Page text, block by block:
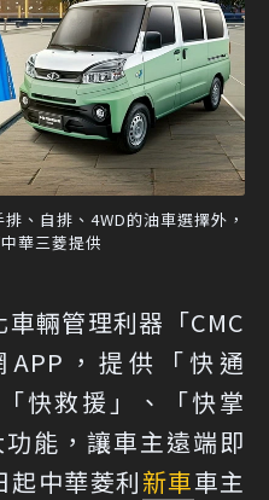
、自排、4WD的油車選擇外，
華三菱提供
輛管理利器「CMC
，提供「快通
快救援」、「快掌
能，讓車主遠端即
起中華菱利新車車主